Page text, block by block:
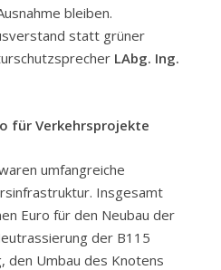
bleiben.
statt grüner
LAbg. Ing.
für Verkehrsprojekte
umfangreiche
Insgesamt
Euro für den Neubau der
der B115
den Umbau des Knotens